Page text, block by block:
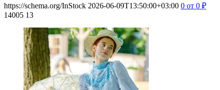
https://schema.org/InStock 2026-06-09T13:50:00+03:00 0 от 0 ₽
14005 13